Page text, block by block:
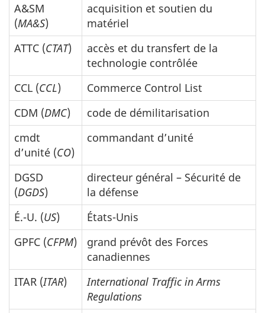
A&SM
(MA&S)
acquisition et soutien du
matériel
ATTC (CTAT)
accès et du transfert de la
technologie contrôlée
CCL (CCL)
Commerce Control List
CDM (DMC)
code de démilitarisation
cmdt
d’unité (CO)
commandant d’unité
DGSD
(DGDS)
directeur général – Sécurité de
la défense
É.-U. (US)
États-Unis
GPFC (CFPM)
grand prévôt des Forces
canadiennes
ITAR (ITAR)
International Traffic in Arms
Regulations